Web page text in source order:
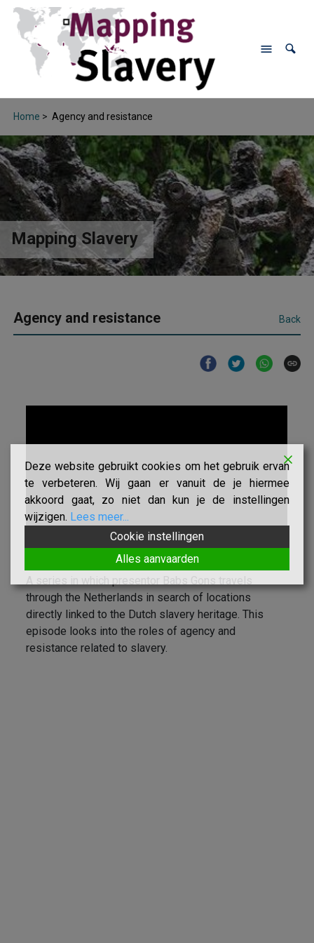
Home > Agency and resistance
Mapping Slavery
Agency and resistance Back
through the Netherlands in search of locations
directly linked to the Dutch slavery heritage. This
episode looks into the roles of agency and
resistance related to slavery.
Deze website gebruikt cookies om het gebruik ervan
te verbeteren. Wij gaan er vanuit de je hiermee
akkoord gaat, zo niet dan kun je de instellingen
wijzigen. Lees meer...
Cookie instellingen
Alles aanvaarden